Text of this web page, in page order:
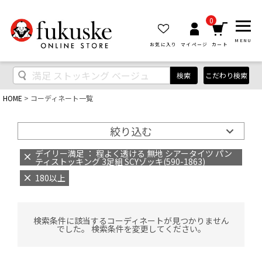
お気に入り マイページ
0
カート
MENU
検索 こだわり検索
HOME コーディネート一覧
絞り込む
デイリー満足 ： 程よく透ける 無地 シアータイツ パン
ティストッキング 3足組 SCYゾッキ(590-1863)
180以上
検索条件に該当するコーディネートが見つかりません
でした。 検索条件を変更してください。